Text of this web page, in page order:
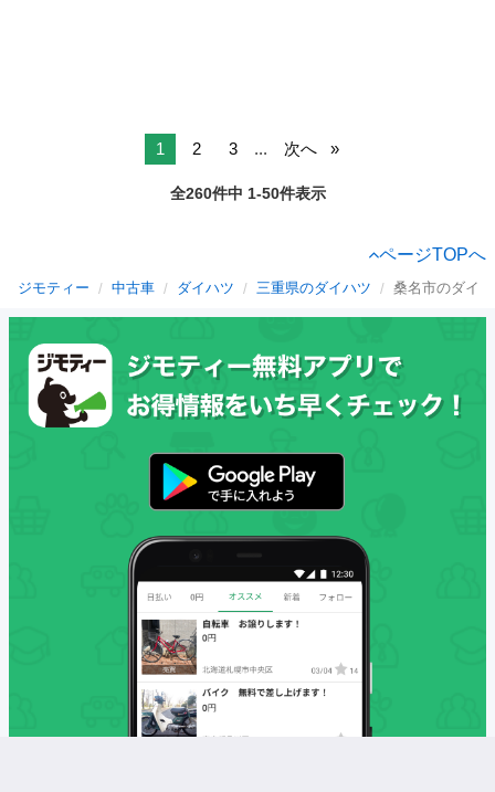
1 2 3 ... 次へ
全260件中 1-50件表示
ページTOPへ
ジモティー 中古車 ダイハツ 三重県のダイハツ 桑名市のダイ